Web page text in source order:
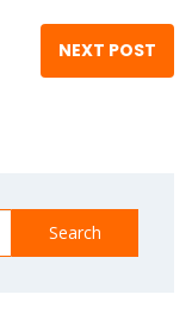
NEXT POST
Search